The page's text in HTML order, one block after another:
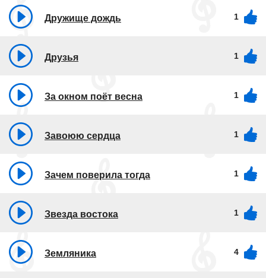
Дружище дождь 1
Друзья 1
За окном поёт весна 1
Завоюю сердца 1
Зачем поверила тогда 1
Звезда востока 1
Земляника 4